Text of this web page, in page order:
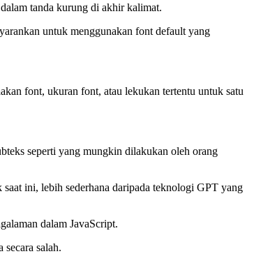
tanda kurung di akhir kalimat.
untuk menggunakan font default yang
font, ukuran font, atau lekukan tertentu untuk satu
seperti yang mungkin dilakukan oleh orang
ini, lebih sederhana daripada teknologi GPT yang
dalam JavaScript.
salah.